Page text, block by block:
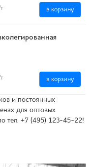
в корзину
в корзину
и постоянных
для оптовых
тел. +7 (495) 123-45-22!